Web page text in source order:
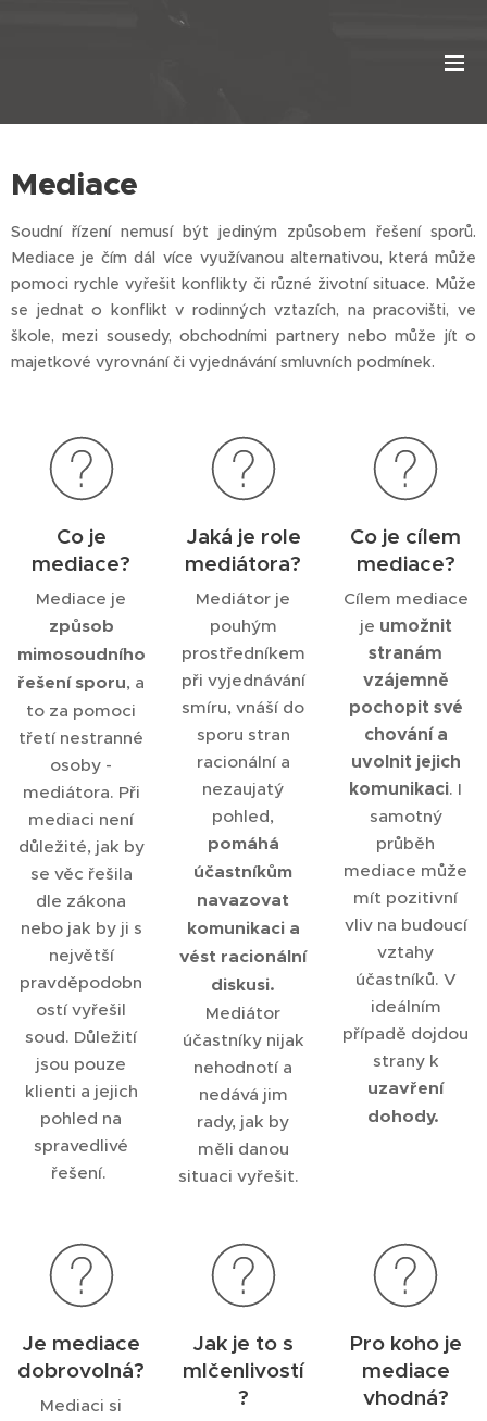
Mediace
Soudní řízení nemusí být jediným způsobem řešení sporů.
Mediace je čím dál více využívanou alternativou, která může
pomoci rychle vyřešit konflikty či různé životní situace. Může
se jednat o konflikt v rodinných vztazích, na pracovišti, ve
škole, mezi sousedy, obchodními partnery nebo může jít o
majetkové vyrovnání či vyjednávání smluvních podmínek.
Co je
mediace?
Mediace je
způsob
mimosoudního
řešení sporu, a
to za pomoci
třetí nestranné
osoby -
mediátora. Při
mediaci není
důležité, jak by
se věc řešila
dle zákona
nebo jak by ji s
největší
pravděpodobn
ostí vyřešil
soud. Důležití
jsou pouze
klienti a jejich
pohled na
spravedlivé
řešení.
Jaká je role
mediátora?
Mediátor je
pouhým
prostředníkem
při vyjednávání
smíru, vnáší do
sporu stran
racionální a
nezaujatý
pohled,
pomáhá
účastníkům
navazovat
komunikaci a
vést racionální
diskusi.
Mediátor
účastníky nijak
nehodnotí a
nedává jim
rady, jak by
měli danou
situaci vyřešit.
Co je cílem
mediace?
Cílem mediace
je umožnit
stranám
vzájemně
pochopit své
chování a
uvolnit jejich
komunikaci. I
samotný
průběh
mediace může
mít pozitivní
vliv na budoucí
vztahy
účastníků. V
ideálním
případě dojdou
strany k
uzavření
dohody.
Je mediace
dobrovolná?
Mediaci si
Jak je to s
mlčenlivostí
?
Pro koho je
mediace
vhodná?